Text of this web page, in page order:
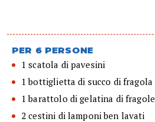
PER 6 PERSONE
1 scatola di pavesini
1 bottiglietta di succo di fragola
1 barattolo di gelatina di fragole
2 cestini di lamponi ben lavati